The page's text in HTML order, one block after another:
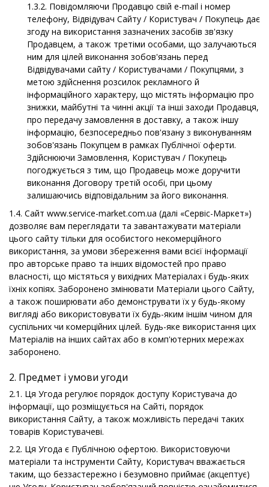
1.3.2. Повідомляючи Продавцю свій e-mail і номер
телефону, Відвідувач Сайту / Користувач / Покупець дає
згоду на використання зазначених засобів зв'язку
Продавцем, а також третіми особами, що залучаються
ним для цілей виконання зобов'язань перед
Відвідувачами сайту / Користувачами / Покупцями, з
метою здійснення розсилок рекламного й
інформаційного характеру, що містять інформацію про
знижки, майбутні та чинні акції та інші заходи Продавця,
про передачу замовлення в доставку, а також іншу
інформацію, безпосередньо пов'язану з виконуванням
зобов'язань Покупцем в рамках Публічної оферти.
Здійснюючи Замовлення, Користувач / Покупець
погоджується з тим, що Продавець може доручити
виконання Договору третій особі, при цьому
залишаючись відповідальним за його виконання.
1.4. Сайт www.service-market.com.ua (далі «Сервіс-Маркет»)
дозволяє вам переглядати та завантажувати матеріали
цього сайту тільки для особистого некомерційного
використання, за умови збереження вами всієї інформації
про авторське право та інших відомостей про право
власності, що містяться у вихідних Матеріалах і будь-яких
їхніх копіях. Заборонено змінювати Матеріали цього Сайту,
а також поширювати або демонструвати їх у будь-якому
вигляді або використовувати їх будь-яким іншім чином для
суспільних чи комерційних цілей. Будь-яке використання цих
Матеріалів на інших сайтах або в комп'ютерних мережах
заборонено.
2. Предмет і умови угоди
2.1. Ця Угода регулює порядок доступу Користувача до
інформації, що розміщується на Сайті, порядок
використання Сайту, а також можливість передачі таких
товарів Користувачеві.
2.2. Ця Угода є Публічною офертою. Використовуючи
матеріали та інструменти Сайту, Користувач вважається
таким, що беззастережно і безумовно приймає (акцептує)